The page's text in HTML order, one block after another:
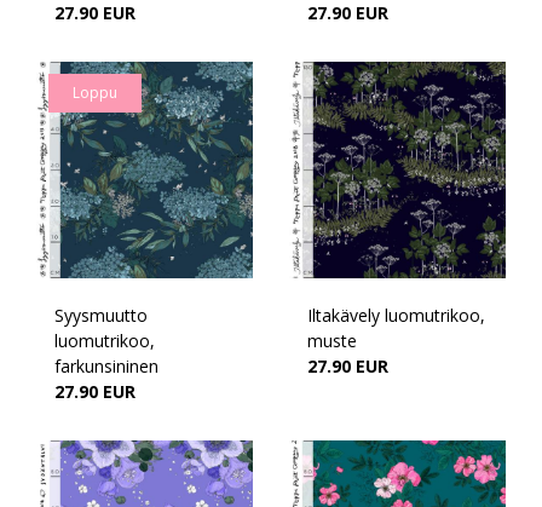
27.90 EUR
27.90 EUR
Loppu
Syysmuutto
luomutrikoo,
farkunsininen
27.90 EUR
Iltakävely luomutrikoo,
muste
27.90 EUR